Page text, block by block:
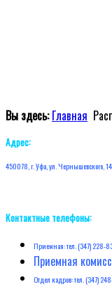
Вы здесь:Главная
Адрес:
450078, г. Уфа, ул. Чернышевского,
Контактные телефоны:
Приемная: тел. (347) 228-
Приемная
Отдел кадров: тел. (347)